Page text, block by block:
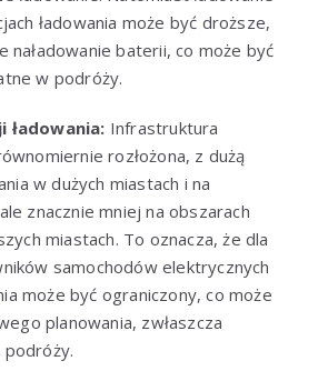
ładowania może być droższe,
naładowanie baterii, co może być
w podróży.
ładowania: Infrastruktura
rozłożona, z dużą
w dużych miastach i na
znacznie mniej na obszarach
miastach. To oznacza, że dla
samochodów elektrycznych
może być ograniczony, co może
planowania, zwłaszcza
podróży.